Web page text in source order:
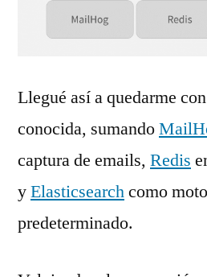
Llegué así a quedarme
conocida, sumando
captura de emails, Redis
yElasticsearchcomo
predeterminado.